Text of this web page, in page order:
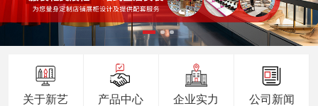
关于新艺 产品中心 企业实力 公司新闻